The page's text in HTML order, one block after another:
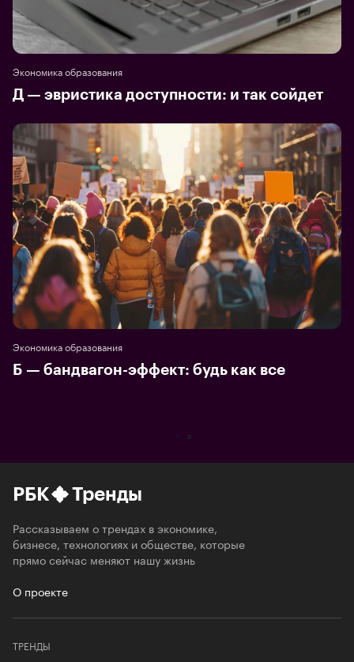
Экономика образования
Д — эвристика доступности: и так сойдет
Экономика образования
Б — бандвагон-эффект: будь как все
РБК Тренды
Рассказываем о трендах в экономике,
бизнесе, технологиях и обществе, которые
прямо сейчас меняют нашу жизнь
О проекте
ТРЕНДЫ